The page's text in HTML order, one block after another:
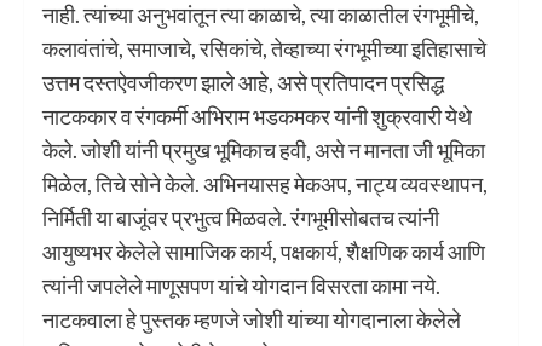
नाही. त्यांच्या अनुभवांतून त्या काळाचे, त्या काळातील रंगभूमीचे,
कलावंतांचे, समाजाचे, रसिकांचे, तेव्हाच्या रंगभूमीच्या इतिहासाचे
उत्तम दस्तऐवजीकरण झाले आहे, असे प्रतिपादन प्रसिद्ध
नाटककार व रंगकर्मी अभिराम भडकमकर यांनी शुक्रवारी येथे
केले. जोशी यांनी प्रमुख भूमिकाच हवी, असे न मानता जी भूमिका
मिळेल, तिचे सोने केले. अभिनयासह मेकअप, नाट्य व्यवस्थापन,
निर्मिती या बाजूंवर प्रभुत्व मिळवले. रंगभूमीसोबतच त्यांनी
आयुष्यभर केलेले सामाजिक कार्य, पक्षकार्य, शैक्षणिक कार्य आणि
त्यांनी जपलेले माणूसपण यांचे योगदान विसरता कामा नये.
नाटकवाला हे पुस्तक म्हणजे जोशी यांच्या योगदानाला केलेले